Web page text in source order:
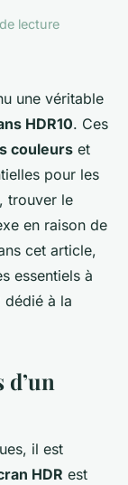
lecture
une véritable
HDR10. Ces
couleurs et
pour les
trouver le
en raison de
cet article,
essentiels à
dédié à la
il est
HDR est